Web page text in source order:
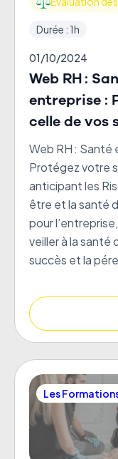
Durée : 1h
01/10/2024
Web RH :
entreprise :
celle de vos salariés en anticipant les
Risques
Web RH :
Protégez votre
anticipant les
être et la santé
pour
veiller à la santé
succès et la
Les